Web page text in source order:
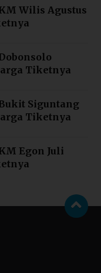
Wilis Agustus
Tiketnya
Siguntang
Tiketnya
Egon Juli